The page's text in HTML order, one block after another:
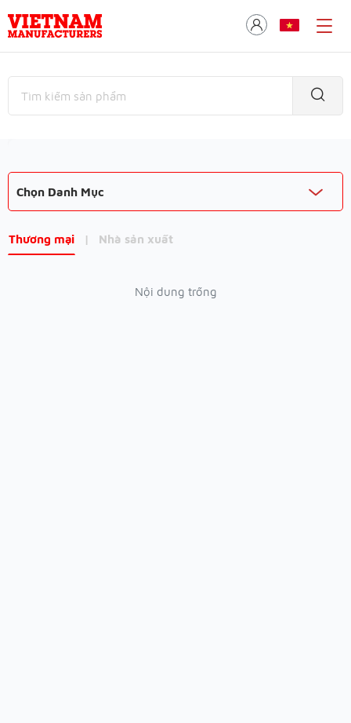
Chọn Danh Mục
Thương mại | Nhà sản xuất
Nội dung trống